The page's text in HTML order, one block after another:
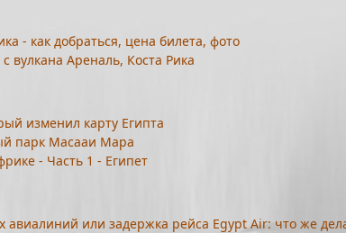
- как добраться, цена билета, фото
вулкана Ареналь, Коста Рика
изменил карту Египта
парк Масааи Мара
- Часть 1 - Египет
авиалиний или задержка рейса Egypt Air: что же